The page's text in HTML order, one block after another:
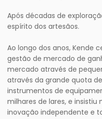
Após décadas de
espírito dos artesãos.
Ao longo dos anos, Kende
gestão de mercado de
mercado através de
através da grande quota
instrumentos de
milhares de lares, e
inovação independente e